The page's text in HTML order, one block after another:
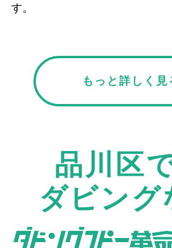
す。
もっと詳しく見
品川区
ダビング